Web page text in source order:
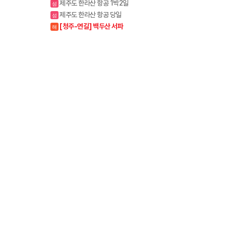
섬 제주도 한라산 항공 1박2일
섬 제주도 한라산 항공 당일
해 [청주-연길] 백두산 서파